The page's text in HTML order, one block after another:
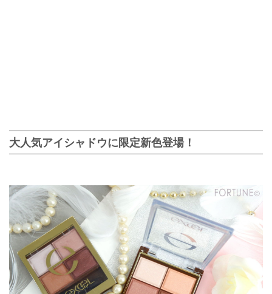
大人気アイシャドウに限定新色登場！